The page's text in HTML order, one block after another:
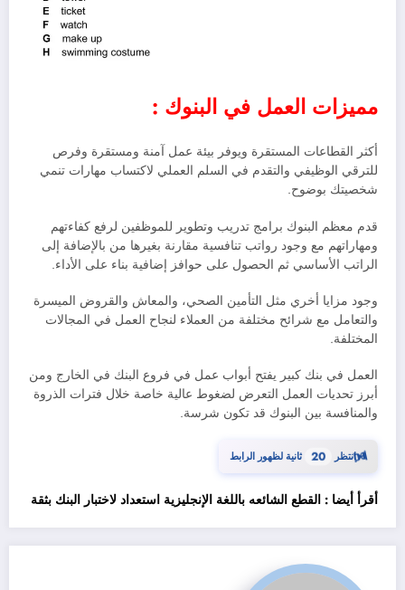
مميزات العمل في البنوك :
أكثر القطاعات المستقرة ويوفر بيئة عمل آمنة ومستقرة وفرص
للترقي الوظيفي والتقدم في السلم العملي لاكتساب مهارات تنمي
شخصيتك بوضوح.
قدم معظم البنوك برامج تدريب وتطوير للموظفين لرفع كفاءتهم
ومهاراتهم مع وجود رواتب تنافسية مقارنة بغيرها من بالإضافة إلى
الراتب الأساسي ثم الحصول على حوافز إضافية بناء على الأداء.
وجود مزايا أخري مثل التأمين الصحي، والمعاش والقروض الميسرة
والتعامل مع شرائح مختلفة من العملاء لنجاح العمل في المجالات
المختلفة.
العمل في بنك كبير يفتح أبواب عمل في فروع البنك في الخارج ومن
أبرز تحديات العمل التعرض لضغوط عالية خاصة خلال فترات الذروة
والمنافسة بين البنوك قد تكون شرسة.
⏳انتظر 20 ثانية لظهور الرابط
أقرأ أيضا : القطع الشائعه باللغة الإنجليزية استعداد لاختبار البنك بثقة